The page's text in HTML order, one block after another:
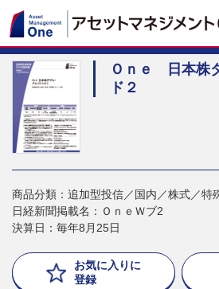
Ｏｎｅ 日本株
ド２
商品分類：追加型投信／国内／株式／特
日経新聞掲載名：ＯｎｅＷブ2
決算日：毎年8月25日
お気に入りに
登録